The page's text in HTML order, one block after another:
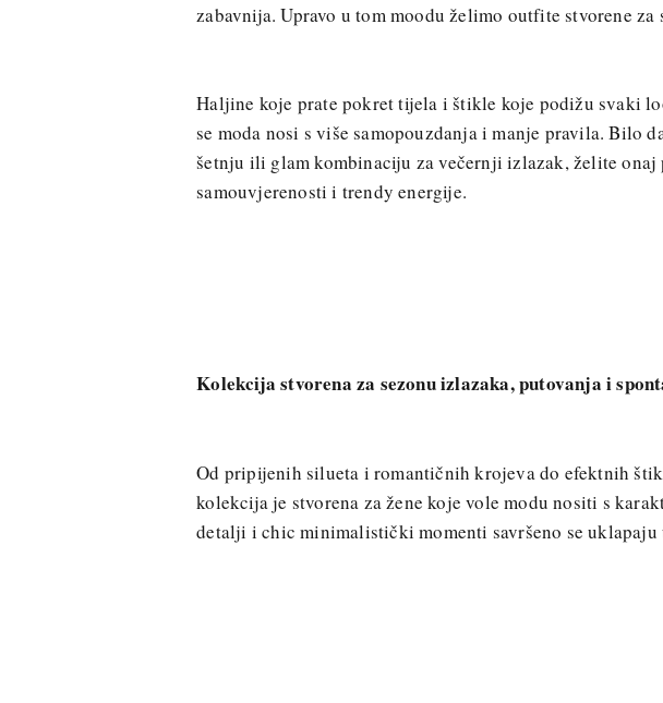
zabavnija. Upravo u tom moodu želimo outfite stvorene
Haljine koje prate pokret tijela i štikle koje podižu svaki
se moda nosi s više samopouzdanja i manje pravila. Bilo
šetnju ili glam kombinaciju za večernji izlazak, želite onaj
samouvjerenosti i trendy energije.
Kolekcija stvorena za sezonu izlazaka, putovanja i
Od pripijenih silueta i romantičnih krojeva do efektnih
kolekcija je stvorena za žene koje vole modu nositi s
detalji i chic minimalistički momenti savršeno se